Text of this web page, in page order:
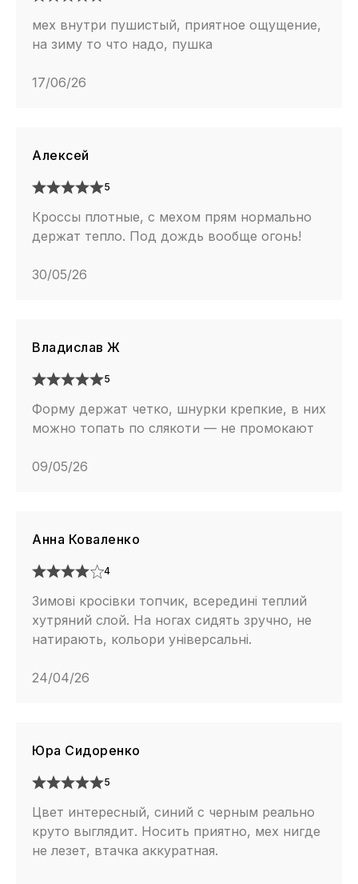
мех внутри пушистый, приятное ощущение,
на зиму то что надо, пушка
17/06/26
Алексей
5
Кроссы плотные, с мехом прям нормально
держат тепло. Под дождь вообще огонь!
30/05/26
Владислав Ж
5
Форму держат четко, шнурки крепкие, в них
можно топать по слякоти — не промокают
09/05/26
Анна Коваленко
4
Зимові кросівки топчик, всередині теплий
хутряний слой. На ногах сидять зручно, не
натирають, кольори універсальні.
24/04/26
Юра Сидоренко
5
Цвет интересный, синий с черным реально
круто выглядит. Носить приятно, мех нигде
не лезет, втачка аккуратная.